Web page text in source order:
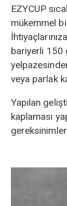
EZYCUP
mükemmel
bariyerli 150
veya parlak
Yapılan
kaplaması